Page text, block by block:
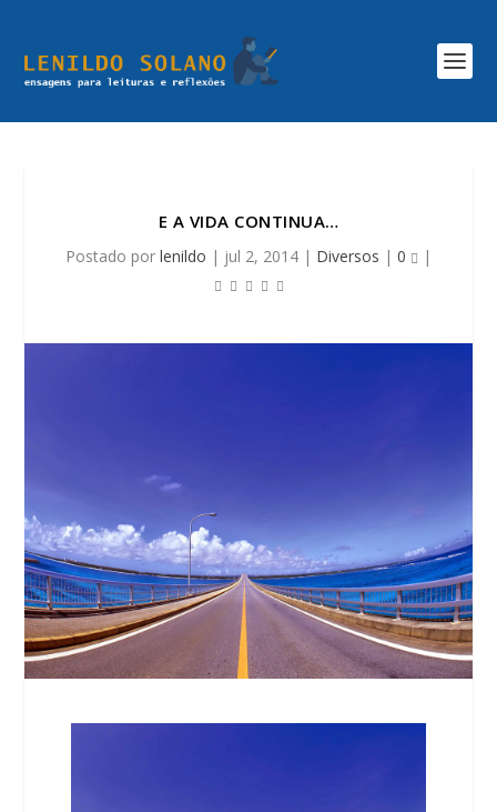
E A VIDA CONTINUA…
Postado por lenildo | jul 2, 2014 | Diversos | 0 |